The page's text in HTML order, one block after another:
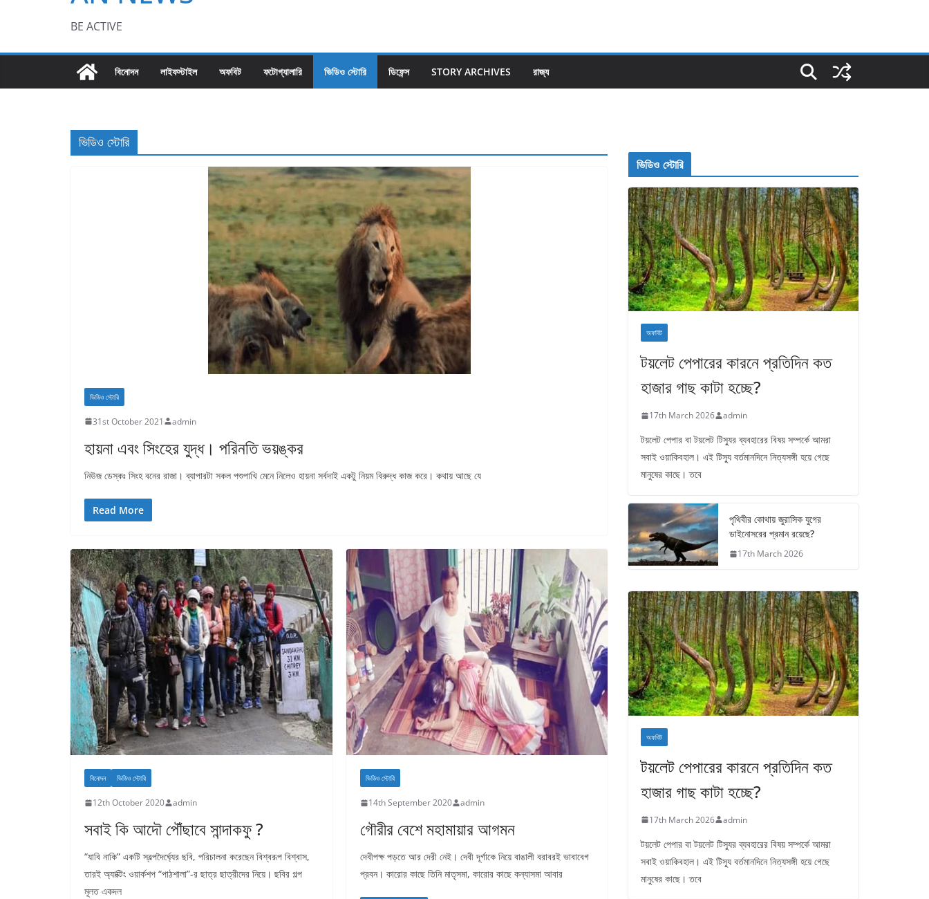
BE ACTIVE
বিনোদন লাইফস্টাইল অফবিট ফটোগ্যালারি ভিডিও স্টোরি ডিফেন্স STORY ARCHIVES রাজ্য
ভিডিও স্টোরি
ভিডিও স্টোরি
31st October 2021 admin
হায়না এবং সিংহের যুদ্ধ। পরিনতি ভয়ঙ্কর
নিউজ ডেস্কঃ সিংহ বনের রাজা। ব্যাপারটা সকল পশুপাখি মেনে নিলেও হায়না সর্বদাই একটু নিয়ম বিরুদ্ধ কাজ করে। কথায় আছে যে
Read More
বিনোদন ভিডিও স্টোরি
12th October 2020 admin
সবাই কি আদৌ পৌঁছাবে সান্দাকফু ?
“যাবি নাকি” একটি স্বল্পদৈর্ঘ্যের ছবি, পরিচালনা করেছেন বিশ্বরূপ বিশ্বাস,
তারই অ্যাক্টিং ওয়ার্কশপ “পাঠশালা”-র ছাত্র ছাত্রীদের নিয়ে। ছবির গল্প
মূলত একদল
ভিডিও স্টোরি
14th September 2020 admin
গৌরীর বেশে মহামায়ার আগমন
দেবীপক্ষ পড়তে আর দেরী নেই। দেবী দূর্গাকে নিয়ে বাঙালী বরাবরই ভাবাবেগ
প্রবন। কারোর কাছে তিনি মাতৃসমা, কারোর কাছে কন্যাসমা আবার
ভিডিও স্টোরি
অফবিট
টয়লেট পেপারের কারনে প্রতিদিন কত
হাজার গাছ কাটা হচ্ছে?
17th March 2026 admin
টয়লেট পেপার বা টয়লেট টিস্যুর ব্যবহারের বিষয় সম্পর্কে আমরা
সবাই ওয়াকিবহাল। এই টিস্যু বর্তমানদিনে নিত্যসঙ্গী হয়ে গেছে
মানুষের কাছে। তবে
পৃথিবীর কোথায় জুরাসিক যুগের
ডাইনোসরের প্রমান রয়েছে?
17th March 2026
অফবিট
টয়লেট পেপারের কারনে প্রতিদিন কত
হাজার গাছ কাটা হচ্ছে?
17th March 2026 admin
টয়লেট পেপার বা টয়লেট টিস্যুর ব্যবহারের বিষয় সম্পর্কে আমরা
সবাই ওয়াকিবহাল। এই টিস্যু বর্তমানদিনে নিত্যসঙ্গী হয়ে গেছে
মানুষের কাছে। তবে